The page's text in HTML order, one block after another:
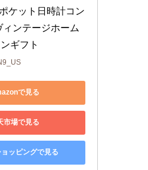
ケット日時計コン
ンテージホーム
ギフト
で見る
市場で見る
ッピングで見る